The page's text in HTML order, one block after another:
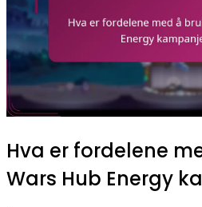
Hva er fordelene
Wars Hub Energy